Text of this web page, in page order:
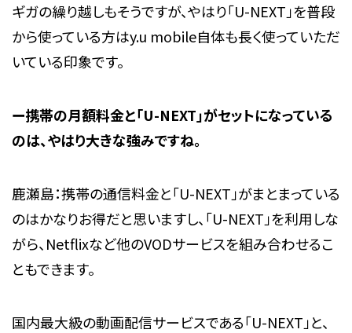
ギガの繰り越しもそうですが、やはり「U-NEXT」を普段
から使っている方はy.u mobile自体も長く使っていただ
いている印象です。
ー携帯の月額料金と「U-NEXT」がセットになっている
のは、やはり大きな強みですね。
鹿瀬島：携帯の通信料金と「U-NEXT」がまとまっている
のはかなりお得だと思いますし、「U-NEXT」を利用しな
がら、Netflixなど他のVODサービスを組み合わせるこ
ともできます。
国内最大級の動画配信サービスである「U-NEXT」と、